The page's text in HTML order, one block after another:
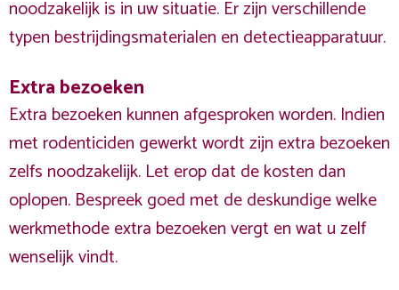
noodzakelijk is in uw situatie. Er zijn verschillende
typen bestrijdingsmaterialen en detectieapparatuur.
Extra bezoeken
Extra bezoeken kunnen afgesproken worden. Indien
met rodenticiden gewerkt wordt zijn extra bezoeken
zelfs noodzakelijk. Let erop dat de kosten dan
oplopen. Bespreek goed met de deskundige welke
werkmethode extra bezoeken vergt en wat u zelf
wenselijk vindt.